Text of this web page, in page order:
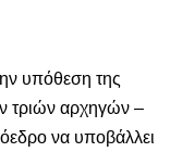
υπόθεση της
τριών αρχηγών –
να υποβάλλει